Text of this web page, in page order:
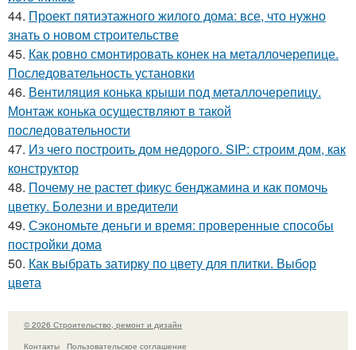
44. Проект пятиэтажного жилого дома: все, что нужно
знать о новом строительстве
45. Как ровно смонтировать конек на металлочерепице.
Последовательность установки
46. Вентиляция конька крыши под металлочерепицу.
Монтаж конька осуществляют в такой
последовательности
47. Из чего построить дом недорого. SIP: строим дом, как
конструктор
48. Почему не растет фикус бенджамина и как помочь
цветку. Болезни и вредители
49. Сэкономьте деньги и время: проверенные способы
постройки дома
50. Как выбрать затирку по цвету для плитки. Выбор
цвета
© 2026 Строительство, ремонт и дизайн
Контакты
Пользовательское соглашение